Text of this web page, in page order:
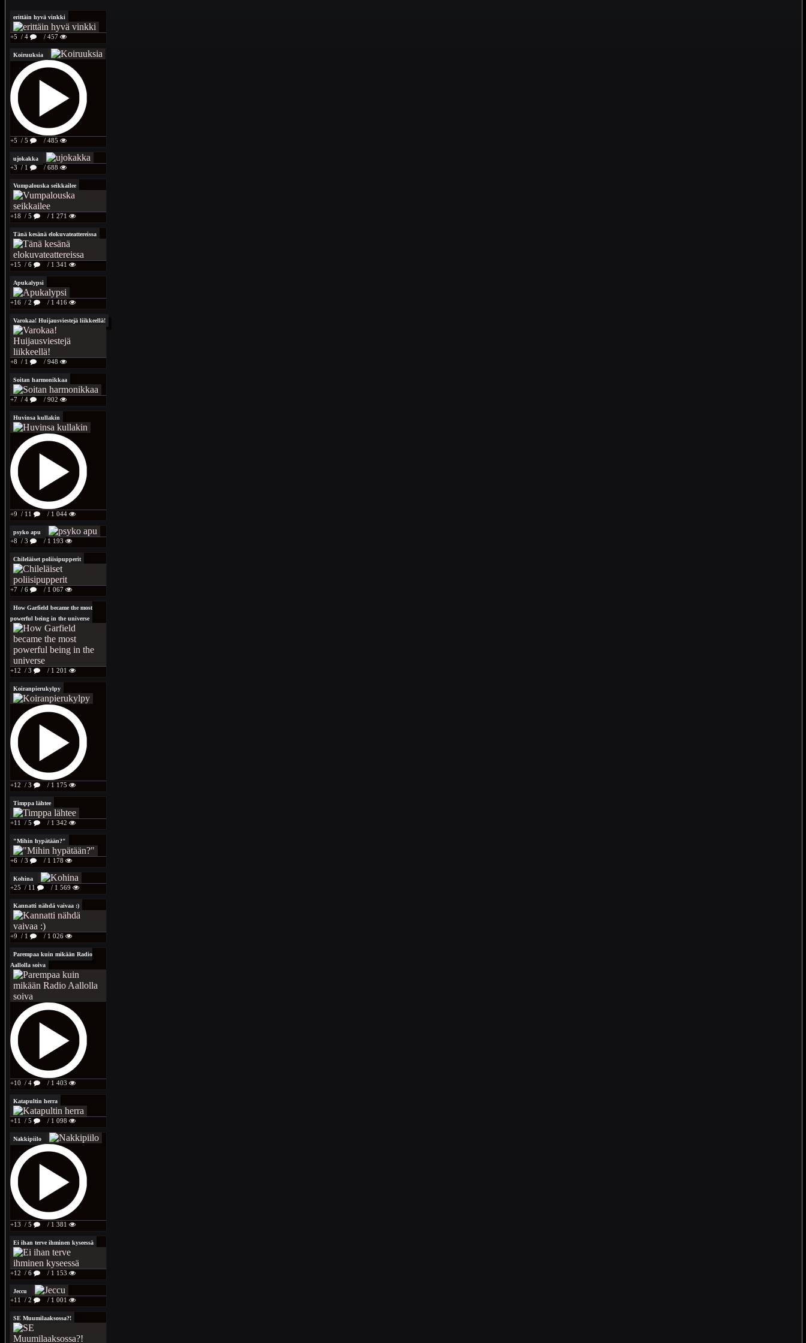
erittäin hyvä vinkki
+5 / 4 / 457
Koiruuksia
+5 / 5 / 485
ujokakka
+3 / 1 / 688
Vumpalouska seikkailee
+18 / 5 / 1 271
Tänä kesänä elokuvateattereissa
+15 / 6 / 1 341
Apukalypsi
+16 / 2 / 1 416
Varokaa! Huijausviestejä liikkeellä!
+8 / 1 / 948
Soitan harmonikkaa
+7 / 4 / 902
Huvinsa kullakin
+9 / 11 / 1 044
psyko apu
+8 / 3 / 1 193
Chileläiset poliisipupperit
+7 / 6 / 1 067
How Garfield became the most
powerful being in the universe
+12 / 3 / 1 201
Koiranpierukylpy
+12 / 3 / 1 175
Timppa lähtee
+11 / 5 / 1 342
"Mihin hypätään?"
+6 / 3 / 1 178
Kohina
+25 / 11 / 1 569
Kannatti nähdä vaivaa :)
+9 / 1 / 1 026
Parempaa kuin mikään Radio
Aallolla soiva
+10 / 4 / 1 403
Katapultin herra
+11 / 5 / 1 098
Nakkipiilo
+13 / 5 / 1 381
Ei ihan terve ihminen kyseessä
+12 / 6 / 1 153
Jeccu
+11 / 2 / 1 001
SE Muumilaaksossa?!